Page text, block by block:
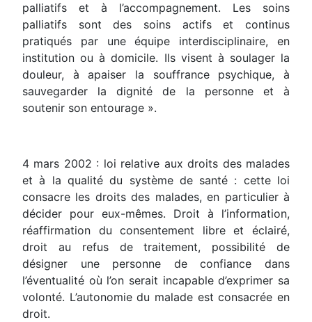
palliatifs et à l’accompagnement. Les soins
palliatifs sont des soins actifs et continus
pratiqués par une équipe interdisciplinaire, en
institution ou à domicile. Ils visent à soulager la
douleur, à apaiser la souffrance psychique, à
sauvegarder la dignité de la personne et à
soutenir son entourage ».
4 mars 2002 : loi relative aux droits des malades
et à la qualité du système de santé : cette loi
consacre les droits des malades, en particulier à
décider pour eux-mêmes. Droit à l’information,
réaffirmation du consentement libre et éclairé,
droit au refus de traitement, possibilité de
désigner une personne de confiance dans
l’éventualité où l’on serait incapable d’exprimer sa
volonté. L’autonomie du malade est consacrée en
droit.